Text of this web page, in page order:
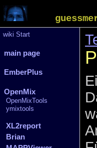
wiki Start
main page
EmberPlus
OpenMix
OpenMixTools
ymixtools
XL2report
Brian